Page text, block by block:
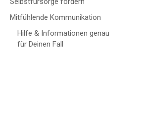
Mitfühlende Kommunikation
Hilfe & Informationen genau
für Deinen Fall